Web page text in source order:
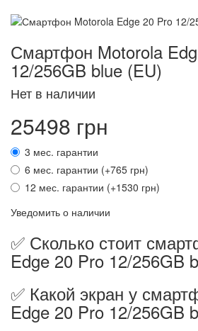
Смартфон Motorola
12/256GB blue (EU)
Нет в наличии
25498 грн
3 мес. гарантии
6 мес. гарантии (+765 грн)
12 мес. гарантии (+1530 грн)
Уведомить о наличии
✅ Сколько стоит
Edge 20 Pro 12/256GB
✅ Какой экран у
Edge 20 Pro 12/256GB